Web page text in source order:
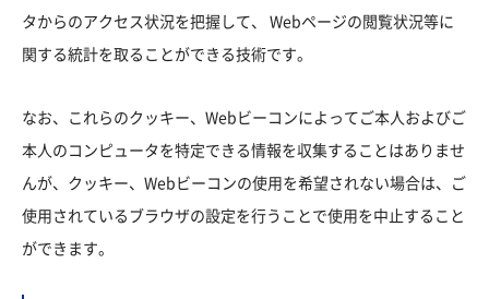
タからのアクセス状況を把握して、 Webページの閲覧状況等に
関する統計を取ることができる技術です。
なお、これらのクッキー、Webビーコンによってご本人およびご
本人のコンピュータを特定できる情報を収集することはありませ
んが、クッキー、Webビーコンの使用を希望されない場合は、ご
使用されているブラウザの設定を行うことで使用を中止すること
ができます。